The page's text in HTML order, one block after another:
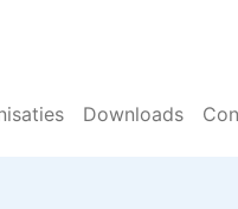
Downloads